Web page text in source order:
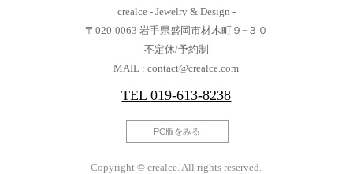
crealce - Jewelry & Design -
〒020-0063 岩手県盛岡市材木町９−３０
不定休/予約制
MAIL : contact@crealce.com
TEL019-613-8238
PC版をみる
Copyright © crealce. All rights reserved.